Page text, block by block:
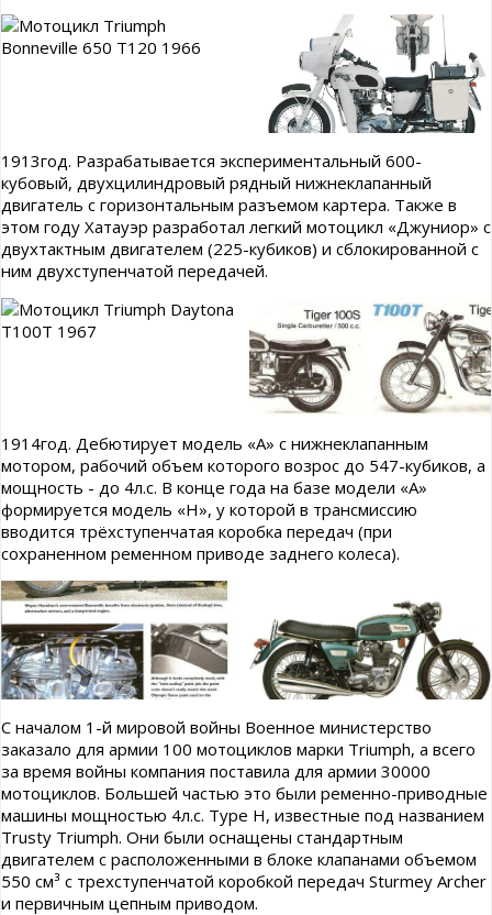
1913год. Разрабатывается экспериментальный 600-
кубовый, двухцилиндровый рядный нижнеклапанный
двигатель с горизонтальным разъемом картера. Также в
этом году Хатауэр разработал легкий мотоцикл «Джуниор» с
двухтактным двигателем (225-кубиков) и сблокированной с
ним двухступенчатой передачей.
1914год. Дебютирует модель «А» с нижнеклапанным
мотором, рабочий объем которого возрос до 547-кубиков, а
мощность - до 4л.с. В конце года на базе модели «А»
формируется модель «Н», у которой в трансмиссию
вводится трёхступенчатая коробка передач (при
сохраненном ременном приводе заднего колеса).
С началом 1-й мировой войны Военное министерство
заказало для армии 100 мотоциклов марки Triumph, а всего
за время войны компания поставила для армии 30000
мотоциклов. Большей частью это были ременно-приводные
машины мощностью 4л.с. Туре Н, известные под названием
Trusty Triumph. Они были оснащены стандартным
двигателем с расположенными в блоке клапанами объемом
550 см³ с трехступенчатой коробкой передач Sturmey Archer
и первичным цепным приводом.